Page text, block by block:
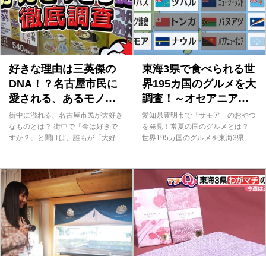
好きな理由は三英傑の
DNA！？名古屋市民に
愛される、あるモノと
は
街中に溢れる、名古屋市民が大好き
なものとは？ 街中で「金は好きで
すか？」と聞けば、誰もが「大好き
ばして「これくらい」と大きな円を
描く男性もいるほど。タクシーにオ
ブジェ、しゃちほこ、時計、ポス
ト、さらにソフトクリームの上に
も…名古屋市内には金が溢れていま
す。 さらに名古屋で開催する黄金
展は、全国でもトップレベルの売り
上げを誇るのだとか。今回の「あら
東海3県で食べられる世
界195カ国のグルメを大
調査！～オセアニア地
域編～
愛知県豊明市で「サモア」のおやつ
を発見！常夏の国のグルメとは？
世界195カ国のグルメを東海3県で
は、アジア地域21カ国中、ブルネイ
以外の20カ国のグルメを制覇するこ
とができました！ そこで今回の
「あらゆるサーチ」では、名古屋を
中心に東海3県で食べられるオセア
ニア地域のグルメを大調査します。
まずは、馴染みのある5カ国と、料
理を提供しているお店・メニューを